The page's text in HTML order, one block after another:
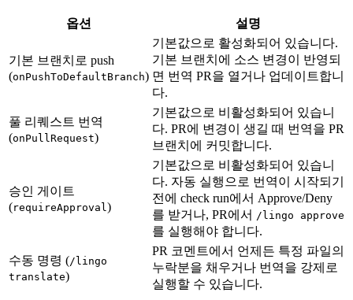
옵션 설명
기본 브랜치로 push
(onPushToDefaultBranch)
기본값으로 활성화되어 있습니다.
기본 브랜치에 소스 변경이 반영되
면 번역 PR을 열거나 업데이트합니
다.
풀 리퀘스트 번역
(onPullRequest)
기본값으로 비활성화되어 있습니
다. PR에 변경이 생길 때 번역을 PR
브랜치에 커밋합니다.
승인 게이트
(requireApproval)
기본값으로 비활성화되어 있습니
다. 자동 실행으로 번역이 시작되기
전에 check run에서 Approve/Deny
를 받거나, PR에서 /lingo approve
를 실행해야 합니다.
수동 명령 (/lingo
translate)
PR 코멘트에서 언제든 특정 파일의
누락분을 채우거나 번역을 강제로
실행할 수 있습니다.